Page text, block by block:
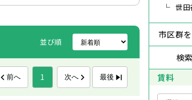
並び順
前へ 1 次へ 最後
世
市区群
検
賃料